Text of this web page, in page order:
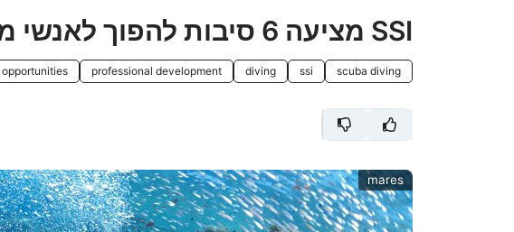
SSI מציעה 6 סיבות להפוך לאנשי מקצוע של SSI עוד היום!
scuba diving
ssi
diving
professional development
mares